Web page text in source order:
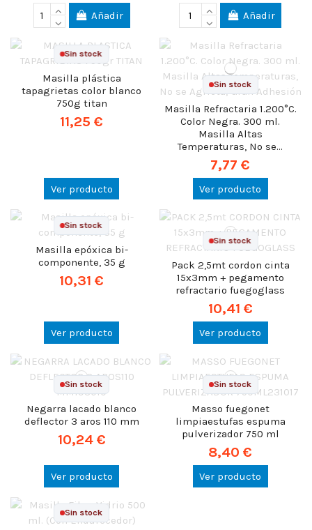
Añadir Añadir
Sin stock
Masilla plástica
tapagrietas color blanco
750g titan
11,25 €
Ver producto
Sin stock
Masilla Refractaria 1.200°C.
Color Negra. 300 ml.
Masilla Altas
Temperaturas, No se...
7,77 €
Ver producto
Sin stock
Masilla epóxica bi-
componente, 35 g
10,31 €
Ver producto
Sin stock
Pack 2,5mt cordon cinta
15x3mm + pegamento
refractario fuegoglass
10,41 €
Ver producto
Sin stock
Negarra lacado blanco
deflector 3 aros 110 mm
10,24 €
Ver producto
Sin stock
Masso fuegonet
limpiaestufas espuma
pulverizador 750 ml
8,40 €
Ver producto
Sin stock